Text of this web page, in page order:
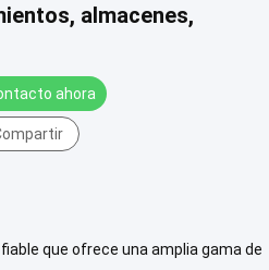
almacenes,
ahora
que ofrece una amplia gama de